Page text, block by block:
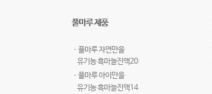
풀마루 제품
ㆍ풀마루 자연만을
유기농 흑마늘진액20
ㆍ풀마루 아이만을
유기농 흑마늘진액14